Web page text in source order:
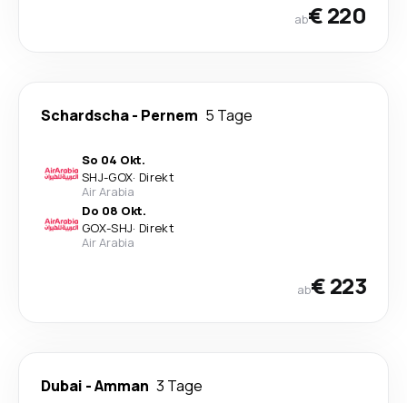
ab€ 220
Schardscha- Pernem 5 Tage
So 04 Okt.
SHJ-GOX· Direkt
Air Arabia
Do 08 Okt.
GOX-SHJ· Direkt
Air Arabia
ab€ 223
Dubai -Amman 3 Tage